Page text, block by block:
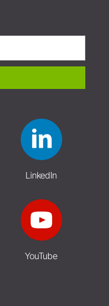
LinkedIn
YouTube